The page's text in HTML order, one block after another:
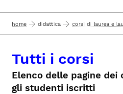
home didattica corsi di laurea e
Tutti i corsi
Elenco delle pagine
gli studenti iscritti